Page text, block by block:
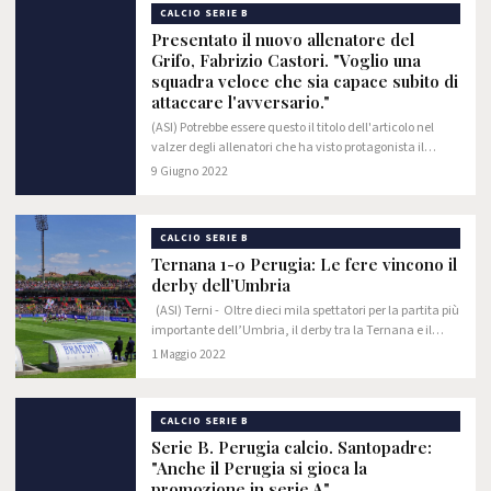
CALCIO SERIE B
Presentato il nuovo allenatore del
Grifo, Fabrizio Castori. "Voglio una
squadra veloce che sia capace subito di
attaccare l'avversario."
(ASI) Potrebbe essere questo il titolo dell'articolo nel
valzer degli allenatori che ha visto protagonista il
Perugia Calcio. Con una nota sul suo sito ufficiale, la
9 Giugno 2022
CALCIO SERIE B
Ternana 1-0 Perugia: Le fere vincono il
derby dell’Umbria
(ASI) Terni - Oltre dieci mila spettatori per la partita più
importante dell’Umbria, il derby tra la Ternana e il
Perugia, nella cornice straordinaria dello stadio libero
1 Maggio 2022
CALCIO SERIE B
Serie B. Perugia calcio. Santopadre:
"Anche il Perugia si gioca la